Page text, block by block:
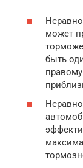
может
быть